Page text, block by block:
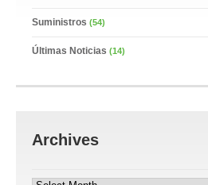
Suministros (54)
Últimas Noticias (14)
Archives
Archives